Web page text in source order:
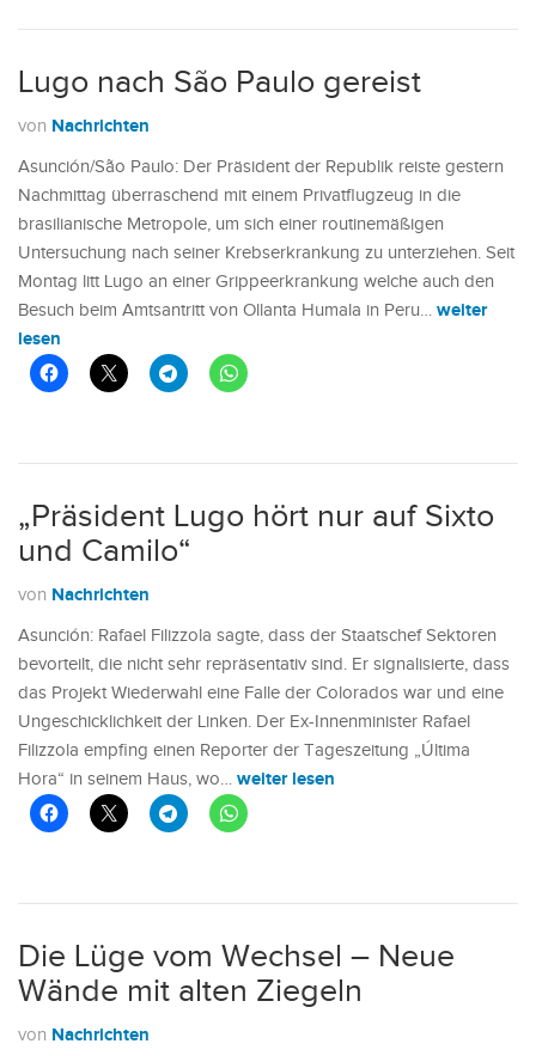
Lugo nach São Paulo gereist
von Nachrichten
Asunción/São Paulo: Der Präsident der Republik reiste gestern
Nachmittag überraschend mit einem Privatflugzeug in die
brasilianische Metropole, um sich einer routinemäßigen
Untersuchung nach seiner Krebserkrankung zu unterziehen. Seit
Montag litt Lugo an einer Grippeerkrankung welche auch den
Besuch beim Amtsantritt von Ollanta Humala in Peru… weiter
lesen
„Präsident Lugo hört nur auf Sixto
und Camilo“
von Nachrichten
Asunción: Rafael Filizzola sagte, dass der Staatschef Sektoren
bevorteilt, die nicht sehr repräsentativ sind. Er signalisierte, dass
das Projekt Wiederwahl eine Falle der Colorados war und eine
Ungeschicklichkeit der Linken. Der Ex-Innenminister Rafael
Filizzola empfing einen Reporter der Tageszeitung „Última
Hora“ in seinem Haus, wo… weiter lesen
Die Lüge vom Wechsel – Neue
Wände mit alten Ziegeln
von Nachrichten